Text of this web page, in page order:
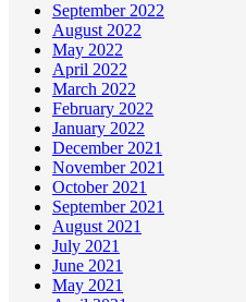
September 2022
August 2022
May 2022
April 2022
March 2022
February 2022
January 2022
December 2021
November 2021
October 2021
September 2021
August 2021
July 2021
June 2021
May 2021